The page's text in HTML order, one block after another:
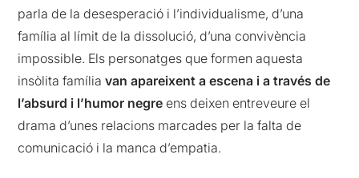
parla de la desesperació i l’individualisme, d’una
família al límit de la dissolució, d’una convivència
impossible. Els personatges que formen aquesta
insòlita famíliavan apareixent a escena i a través de
l’absurd i l’humor negre ens deixen entreveure el
drama d’unes relacions marcades per la falta de
comunicació i la manca d’empatia.